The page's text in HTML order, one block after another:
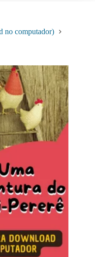
no computador)